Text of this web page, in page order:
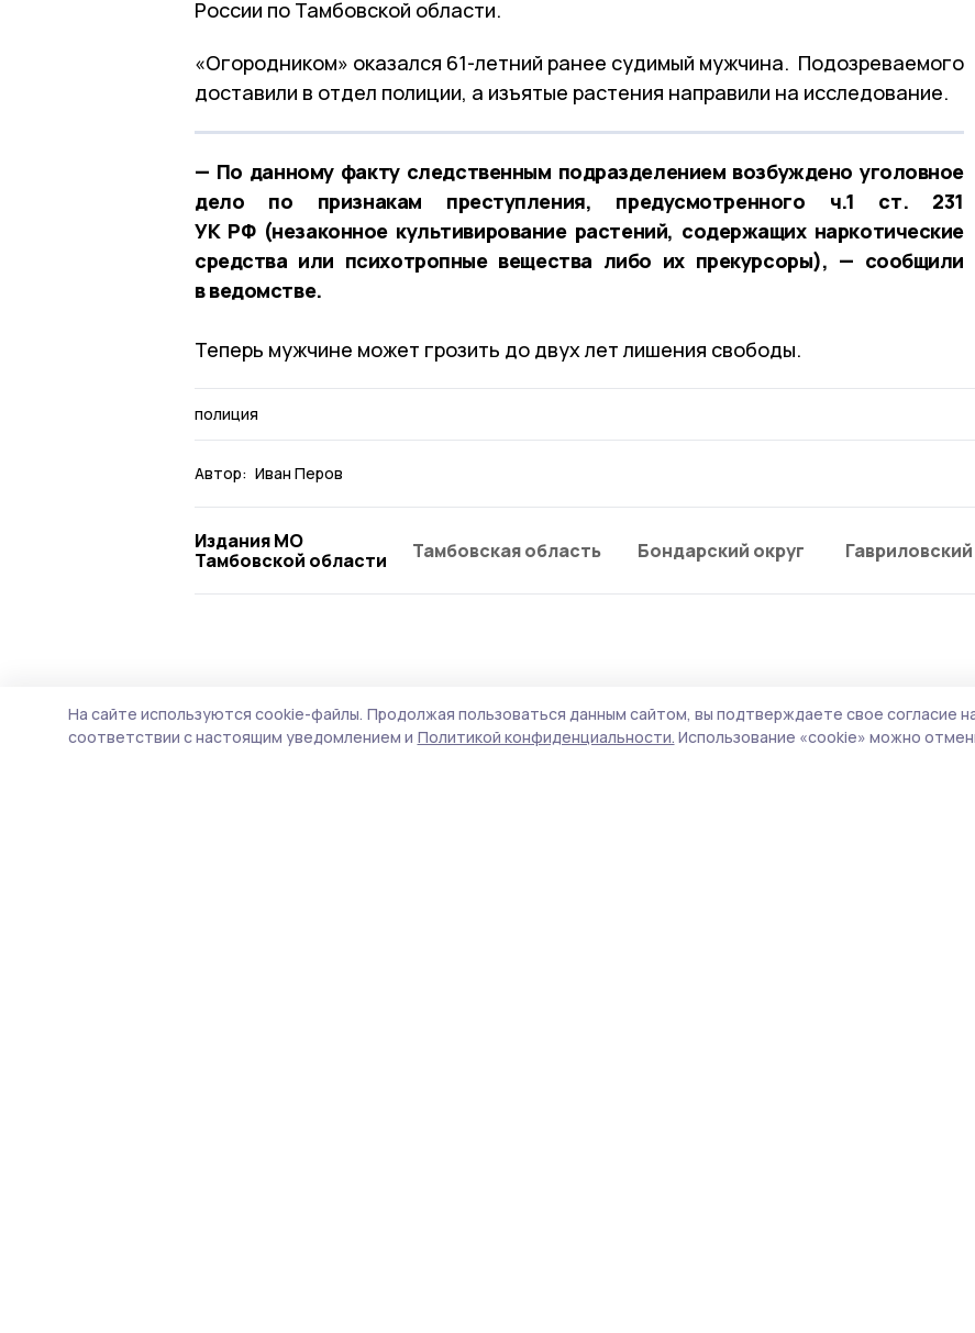
России по Тамбовской области.
«Огородником» оказался 61-летний ранее судимый мужчина. Подозреваемого
доставили в отдел полиции, а изъятые растения направили на исследование.
— По данному факту следственным подразделением возбуждено уголовное
дело по признакам преступления, предусмотренного ч.1 ст. 231
УК РФ (незаконное культивирование растений, содержащих наркотические
средства или психотропные вещества либо их прекурсоры), — сообщили
в ведомстве.
Теперь мужчине может грозить до двух лет лишения свободы.
полиция
Автор: Иван Перов
Издания МО
Тамбовской области
Тамбовская область Бондарский округ
Виктор Айдаров: Токарёвский округ
На сайте используются cookie-файлы. Продолжая пользоваться данным сайтом, вы подтверждаете свое согласие
соответствии с настоящим уведомлением и Политикой конфиденциальности. Использование «cookie» можно